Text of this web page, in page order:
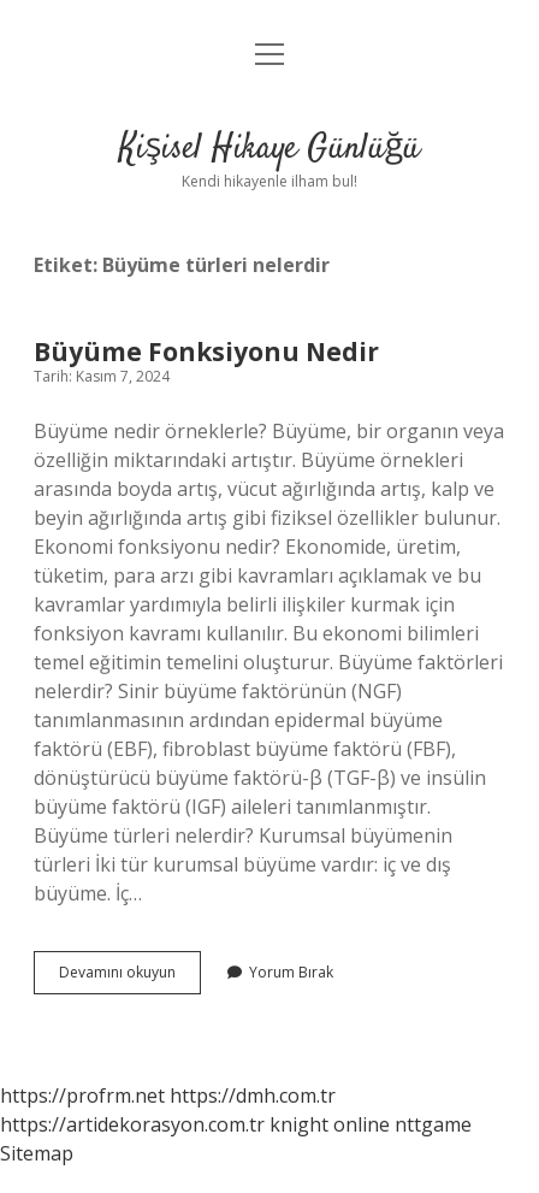
Anasayfa
Yasal Uyarı
menüyü
Kişisel Hikaye Günlüğü
Kendi hikayenle ilham bul!
Etiket: Büyüme türleri nelerdir
Büyüme Fonksiyonu Nedir
Tarih: Kasım 7, 2024
Büyüme nedir örneklerle? Büyüme, bir organın veya
özelliğin miktarındaki artıştır. Büyüme örnekleri
arasında boyda artış, vücut ağırlığında artış, kalp ve
beyin ağırlığında artış gibi fiziksel özellikler bulunur.
Ekonomi fonksiyonu nedir? Ekonomide, üretim,
tüketim, para arzı gibi kavramları açıklamak ve bu
kavramlar yardımıyla belirli ilişkiler kurmak için
fonksiyon kavramı kullanılır. Bu ekonomi bilimleri
temel eğitimin temelini oluşturur. Büyüme faktörleri
nelerdir? Sinir büyüme faktörünün (NGF)
tanımlanmasının ardından epidermal büyüme
faktörü (EBF), fibroblast büyüme faktörü (FBF),
dönüştürücü büyüme faktörü-β (TGF-β) ve insülin
büyüme faktörü (IGF) aileleri tanımlanmıştır.
Büyüme türleri nelerdir? Kurumsal büyümenin
türleri İki tür kurumsal büyüme vardır: iç ve dış
büyüme. İç…
Devamını okuyun Büyüme
Fonksiyonu
Yorum Bırak
https://profrm.net https://dmh.com.tr
https://artidekorasyon.com.tr knight online nttgame
Sitemap